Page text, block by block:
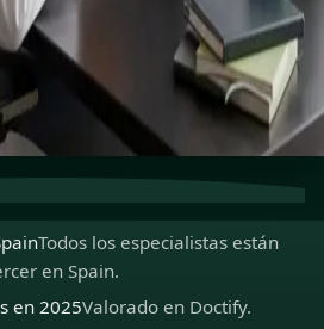
Médicos colegiados para ejercer
Privadas, confidenciales y fáciles de
Todos los especialistas están
en Spain.
en 2025Valorado en Doctify.